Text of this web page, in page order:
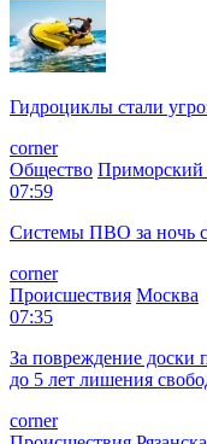
Гидроциклы стали
corner
Общество Приморский
07:59
Системы ПВО за ночь
corner
Происшествия Москва
07:35
За повреждение доски
до 5 лет лишения
corner